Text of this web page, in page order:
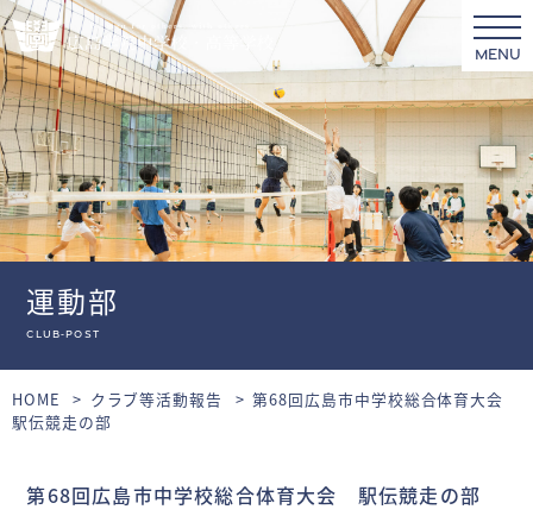
MENU
運動部
club-post
HOME クラブ等活動報告
第68回広島市中学校総合体育大会
駅伝競走の部
第68回広島市中学校総合体育大会 駅伝競走の部